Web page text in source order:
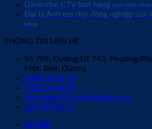
Dành cho CTV bán hàng (Giới thiệu
Đại lý.Anh em thợ đồng nghiệp (Giới
hồng)
THÔNG TIN LIÊN HỆ
Số 709, Đường ĐT 743, Phường
Một, Bình Dương
0388 38 48 58
0388.38.48.58
dinhvigps365.com@gmail.com
Xem đường đi
Chi tiết